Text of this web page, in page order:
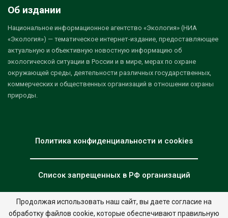
Об издании
Национальное информационное агентство «Экология» (НИА
«Экология») — тематическое интернет-издание, предоставляющее
актуальную и объективную новостную информацию об
экологической ситуации в России и в мире, мерах по охране
окружающей среды, деятельности различных государственных,
коммерческих и общественных организаций в отношении охраны
природы.
Политика конфиденциальности и cookies
Список запрещенных в РФ организаций
© 2026 - НИА "Экология". Все права защищены. Дизайн:nia.eco
Продолжая использовать наш сайт, вы даете согласие на
обработку файлов cookie, которые обеспечивают правильную